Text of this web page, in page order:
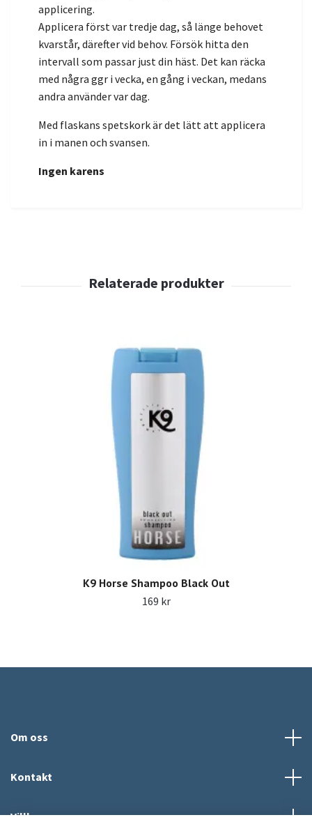
applicering.
Applicera först var tredje dag, så länge behovet
kvarstår, därefter vid behov. Försök hitta den
intervall som passar just din häst. Det kan räcka
med några ggr i vecka, en gång i veckan, medans
andra använder var dag.
Med flaskans spetskork är det lätt att applicera
in i manen och svansen.
Ingen karens
K9 Horse Shampoo Black Out
169 kr
Om oss
Kontakt
Villkor